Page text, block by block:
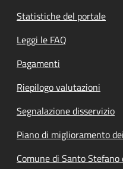
Statistiche del portale
Leggi le FAQ
Pagamenti
Riepilogo valutazioni
Segnalazione disservizio
Piano di miglioramento
Comune di Santo